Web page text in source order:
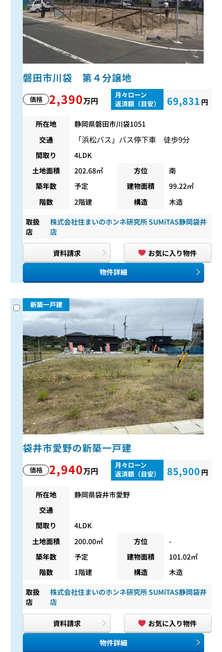
磐田市川袋 第４分譲地
価格 2,390万円
月々ローン
返済額（目安）
69,831 円
所在地
静岡県磐田市川袋1051
交通
「浜松バス」バス停下車 徒歩9分
間取り
4LDK
土地面積
202.68㎡ 方位
南
築年数
予定 建物面積
99.22㎡
階数
2階建 構造 木造
取扱
店
株式会社住まいのホンネ研究所 SUMiTAS静岡袋井
店
資料請求
お気に入り物件
物件詳細
新築一戸建
袋井市愛野の新築一戸建
価格 2,940万円
月々ローン
返済額（目安）
85,900 円
所在地
静岡県袋井市愛野
交通
間取り
4LDK
土地面積
200.00㎡ 方位
-
築年数
予定 建物面積
101.02㎡
階数
1階建 構造 木造
取扱
店
株式会社住まいのホンネ研究所 SUMiTAS静岡袋井
店
資料請求
お気に入り物件
物件詳細